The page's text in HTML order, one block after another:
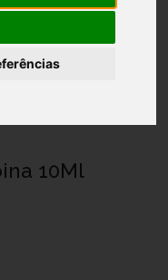
10Ml